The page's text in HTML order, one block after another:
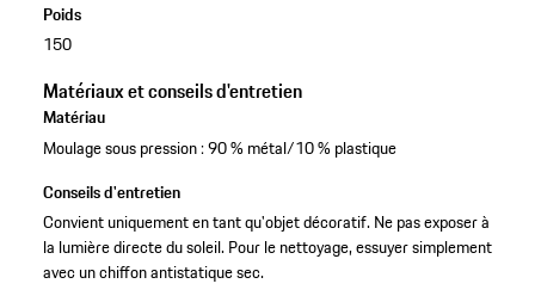
Poids
150
Matériaux et conseils d'entretien
Matériau
Moulage sous pression : 90 % métal/10 % plastique
Conseils d'entretien
Convient uniquement en tant qu'objet décoratif. Ne pas exposer à
la lumière directe du soleil. Pour le nettoyage, essuyer simplement
avec un chiffon antistatique sec.